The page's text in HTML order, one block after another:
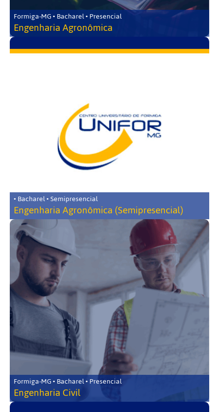
Formiga-MG • Bacharel • Presencial
Engenharia Agronômica
• Bacharel • Semipresencial
Engenharia Agronômica (Semipresencial)
Formiga-MG • Bacharel • Presencial
Engenharia Civil